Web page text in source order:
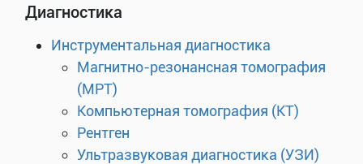
Диагностика
Инструментальная диагностика
Магнитно-резонансная томография
(МРТ)
Компьютерная томография (КТ)
Рентген
Ультразвуковая диагностика (УЗИ)